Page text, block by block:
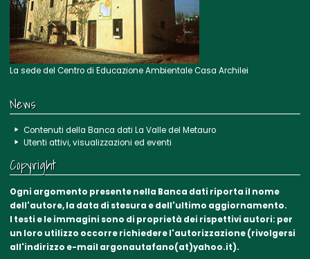
La sede del Centro di Educazione Ambientale Casa Archilei
News
Contenuti della Banca dati La Valle del Metauro
Utenti attivi, visualizzazioni ed eventi
Copyright
Ogni argomento presente nella Banca dati riporta il nome
dell'autore, la data di stesura e dell'ultimo aggiornamento.
I testi e le immagini sono di proprietà dei rispettivi autori: per
un loro utilizzo occorre richiedere l'autorizzazione (rivolgersi
all'indirizzo e-mail argonautafano(at)yahoo.it).